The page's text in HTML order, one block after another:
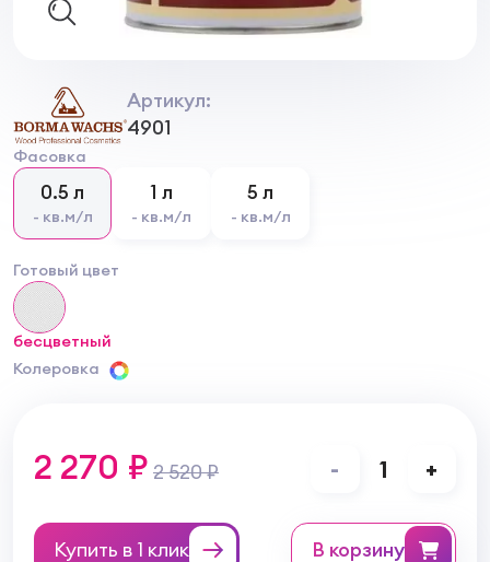
Артикул:
4901
Фасовка
0.5 л
- кв.м/л
1 л
- кв.м/л
5 л
- кв.м/л
Готовый цвет
бесцветный
Колеровка
2 270 ₽ 2 520 ₽ - 1 +
Купить в 1 клик в корзину